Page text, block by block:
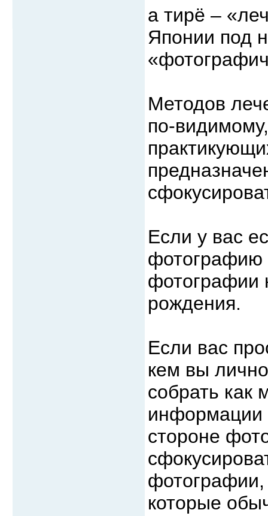
а тирё –
Японии под
Методов
по-
Если у вас
фотографию
фотографии
рождения.
Если вас
кем вы
собрать как
информации
стороне
фотографии,
которые